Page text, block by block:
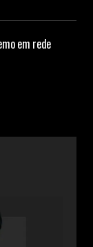
em rede